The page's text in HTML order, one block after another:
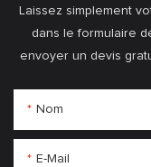
Laissez simplement
dans le formulaire
envoyer un devis
Nom
E-Mail